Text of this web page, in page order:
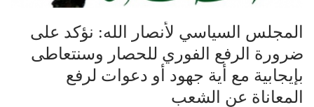
المجلس السياسي لأنصار الله: نؤكد على
ضرورة الرفع الفوري للحصار وسنتعاطى
بإيجابية مع أية جهود أو دعوات لرفع
المعاناة عن الشعب